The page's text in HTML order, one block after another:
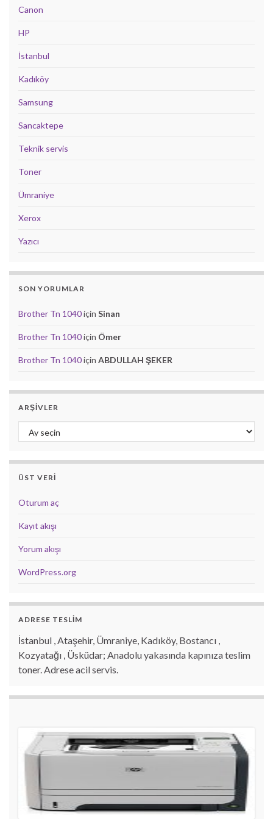
Canon
HP
İstanbul
Kadıköy
Samsung
Sancaktepe
Teknik servis
Toner
Ümraniye
Xerox
Yazıcı
SON YORUMLAR
Brother Tn 1040için Sinan
Brother Tn 1040için Ömer
Brother Tn 1040için ABDULLAH ŞEKER
ARŞIVLER
Arşivler
ÜST VERI
Oturum aç
Kayıt akışı
Yorum akışı
WordPress.org
ADRESE TESLİM
İstanbul , Ataşehir, Ümraniye, Kadıköy, Bostancı ,
Kozyatağı , Üsküdar; Anadolu yakasında kapınıza teslim
toner. Adrese acil servis.